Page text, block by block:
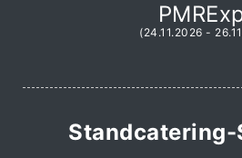
(24.11.2026 -